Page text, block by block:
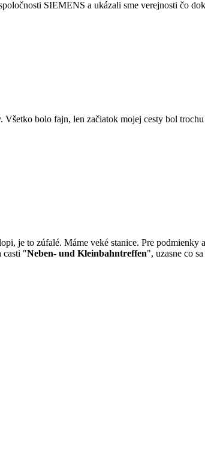
SIEMENS a ukázali sme verejnosti čo
bolo fajn, len začiatok mojej cesty bol
je to zúfalé. Máme veké stanice. Pre
casti "Neben- und Kleinbahntreffen", uzasne co